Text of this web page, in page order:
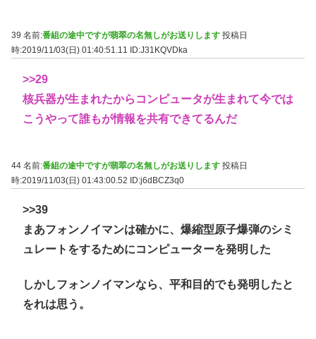
39 名前:番組の途中ですが翡翠の名無しがお送りします 投稿日
時:2019/11/03(日) 01:40:51.11
ID:J31KQVDka
>>29
核兵器が生まれたからコンピュータが生まれて今では
こうやって誰もが情報を共有できてるんだ
44 名前:番組の途中ですが翡翠の名無しがお送りします 投稿日
時:2019/11/03(日) 01:43:00.52 ID:j6dBCZ3q0
>>39
まあフォンノイマンは確かに、爆縮型原子爆弾のシミ
ュレートをするためにコンピューターを発明した
しかしフォンノイマンなら、平和目的でも発明したと
をれは思う。